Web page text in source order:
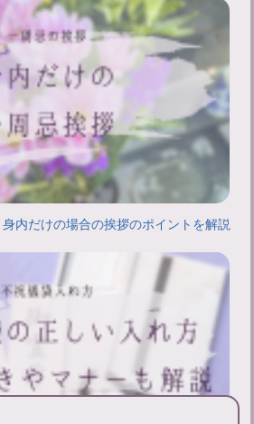
内だけの場合の挨拶のポイントを解説